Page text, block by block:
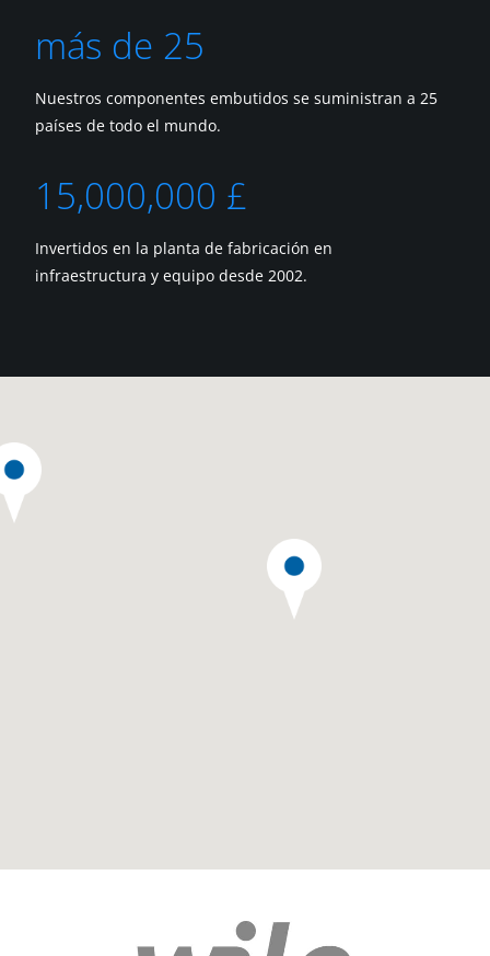
más de 25
Nuestros componentes embutidos se suministran a 25
países de todo el mundo.
15,000,000 £
Invertidos en la planta de fabricación en
infraestructura y equipo desde 2002.